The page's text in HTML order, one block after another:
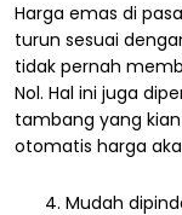
Harga emas di
turun sesuai
tidak pernah
Nol. Hal ini juga
tambang yang
otomatis harga
Mudah